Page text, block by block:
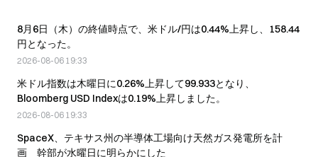
8月6日（木）の終値時点で、米ドル/円は0.44%上昇し、158.44
円となった。
2026-08-06 19:33
米ドル指数は木曜日に0.26%上昇して99.933となり、
Bloomberg USD Indexは0.19%上昇しました。
2026-08-06 19:33
SpaceX、テキサス州の半導体工場向け天然ガス発電所を計
画 幹部が水曜日に明らかにした